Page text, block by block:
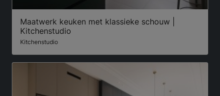
Maatwerk keuken met klassieke schouw |
Kitchenstudio
Kitchenstudio